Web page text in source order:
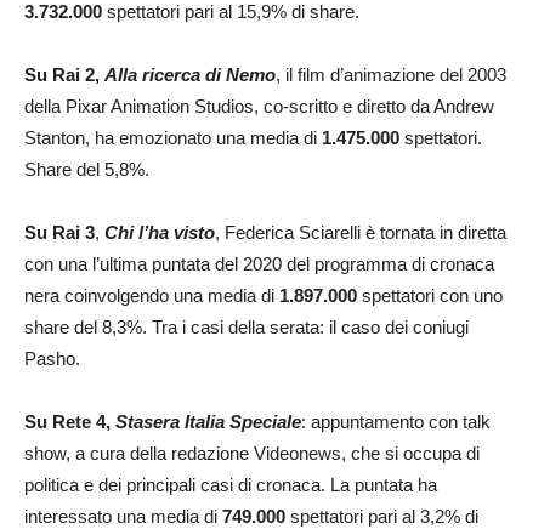
3.732.000 spettatori pari al 15,9% di share.
Su Rai 2, Alla ricerca di Nemo, il film d’animazione del 2003
della Pixar Animation Studios, co-scritto e diretto da Andrew
Stanton, ha emozionato una media di 1.475.000 spettatori.
Share del 5,8%.
Su Rai 3, Chi l’ha visto, Federica Sciarelli è tornata in diretta
con una l’ultima puntata del 2020 del programma di cronaca
nera coinvolgendo una media di 1.897.000 spettatori con uno
share del 8,3%. Tra i casi della serata: il caso dei coniugi
Pasho.
Su Rete 4, Stasera Italia Speciale: appuntamento con talk
show, a cura della redazione Videonews, che si occupa di
politica e dei principali casi di cronaca. La puntata ha
interessato una media di 749.000 spettatori pari al 3,2% di